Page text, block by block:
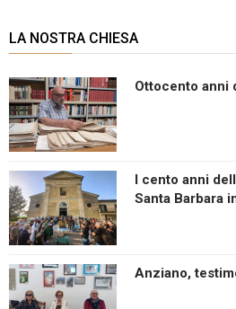
s
t
N
a
v
i
g
a
t
i
o
n
LA NOSTRA CHIESA
Ottocento anni
I cento anni
Santa Barbara
Anziano,